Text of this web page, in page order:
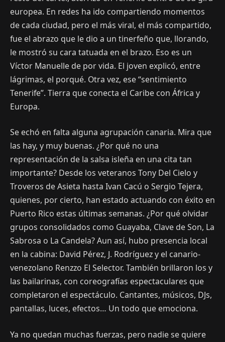
europea. En redes ha ido compartiendo momentos
de cada ciudad, pero el más viral, el más compartido,
fue el abrazo que le dio a un tinerfeño que, llorando,
le mostró su cara tatuada en el brazo. Eso es un
Víctor Manuelle de por vida. El joven explicó, entre
lágrimas, el porqué. Otra vez, ese “sentimiento
Tenerife”. Tierra que conecta el Caribe con África y
Europa.
Se echó en falta alguna agrupación canaria. Mira que
las hay, y muy buenas. ¿Por qué no una
representación de la salsa isleña en una cita tan
importante? Desde los veteranos Tony Del Cielo y
Troveros de Asieta hasta Ivan Cacú o Sergio Tejera,
quienes, por cierto, han estado actuando con éxito en
Puerto Rico estas últimas semanas. ¿Por qué olvidar
grupos consolidados como Guayaba, Clave de Son, La
Sabrosa o La Candela? Aun así, hubo presencia local
en la cabina: David Pérez, J. Rodríguez y el canario-
venezolano Renzzo El Selector. También brillaron los y
las bailarinas, con coreografías espectaculares que
completaron el espectáculo. Cantantes, músicos, DJs,
pantallas, luces, efectos… Un todo que emociona.
Ya no quedan muchas fuerzas, pero nadie se quiere